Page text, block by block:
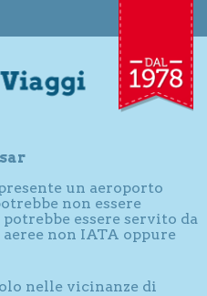
un aeroporto
non essere
essere servito da
non IATA oppure
nelle vicinanze di